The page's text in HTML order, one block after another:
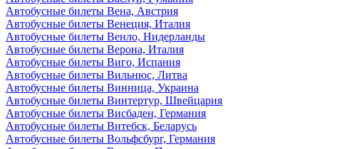
Автобусные билеты Вена, Австрия
Автобусные билеты Венеция, Италия
Автобусные билеты Венло, Нидерланды
Автобусные билеты Верона, Италия
Автобусные билеты Виго, Испания
Автобусные билеты Вильнюс, Литва
Автобусные билеты Винница, Украина
Автобусные билеты Винтертур, Швейцария
Автобусные билеты Висбаден, Германия
Автобусные билеты Витебск, Беларусь
Автобусные билеты Вольфсбург, Германия